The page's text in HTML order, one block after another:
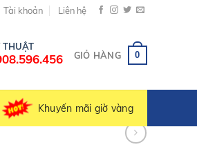
Tài khoản Liên hệ
THUẬT
GIỎ HÀNG 0
Khuyến mãi giờ vàng